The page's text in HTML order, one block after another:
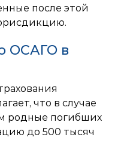
после этой
ОСАГО в
что в случае
родные погибших
до 500 тысяч